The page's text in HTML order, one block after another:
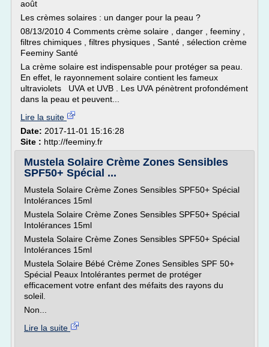
août
Les crèmes solaires : un danger pour la peau ?
08/13/2010 4 Comments crème solaire , danger , feeminy ,
filtres chimiques , filtres physiques , Santé , sélection crème
Feeminy Santé
La crème solaire est indispensable pour protéger sa peau.
En effet, le rayonnement solaire contient les fameux
ultraviolets UVA et UVB . Les UVA pénètrent profondément
dans la peau et peuvent...
Lire la suite
Date: 2017-11-01 15:16:28
Site : http://feeminy.fr
Mustela Solaire Crème Zones Sensibles
SPF50+ Spécial ...
Mustela Solaire Crème Zones Sensibles SPF50+ Spécial
Intolérances 15ml
Mustela Solaire Crème Zones Sensibles SPF50+ Spécial
Intolérances 15ml
Mustela Solaire Crème Zones Sensibles SPF50+ Spécial
Intolérances 15ml
Mustela Solaire Bébé Crème Zones Sensibles SPF 50+
Spécial Peaux Intolérantes permet de protéger
efficacement votre enfant des méfaits des rayons du
soleil.
Non...
Lire la suite